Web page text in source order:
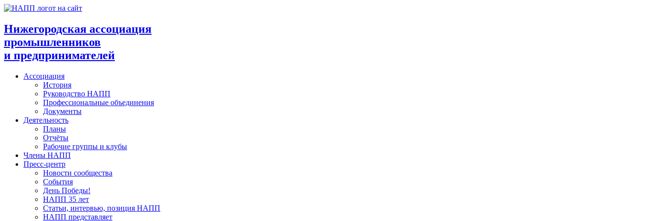
Перейти
содержимому
Нижегородская ассоциация
промышленников
и предпринимателей
Ассоциация
История
Руководство НАПП
Профессиональные объединения
Документы
Деятельность
Планы
Отчёты
Рабочие группы и клубы
Члены НАПП
Пресс-центр
Новости сообщества
События
День Победы!
НАПП 35 лет
Статьи, интервью, позиция НАПП
НАПП представляет